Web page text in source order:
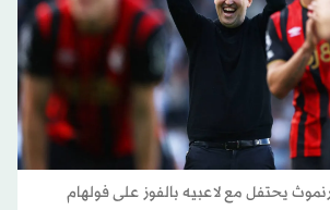
يحتفل مع لاعبيه بالفوز على فولهام